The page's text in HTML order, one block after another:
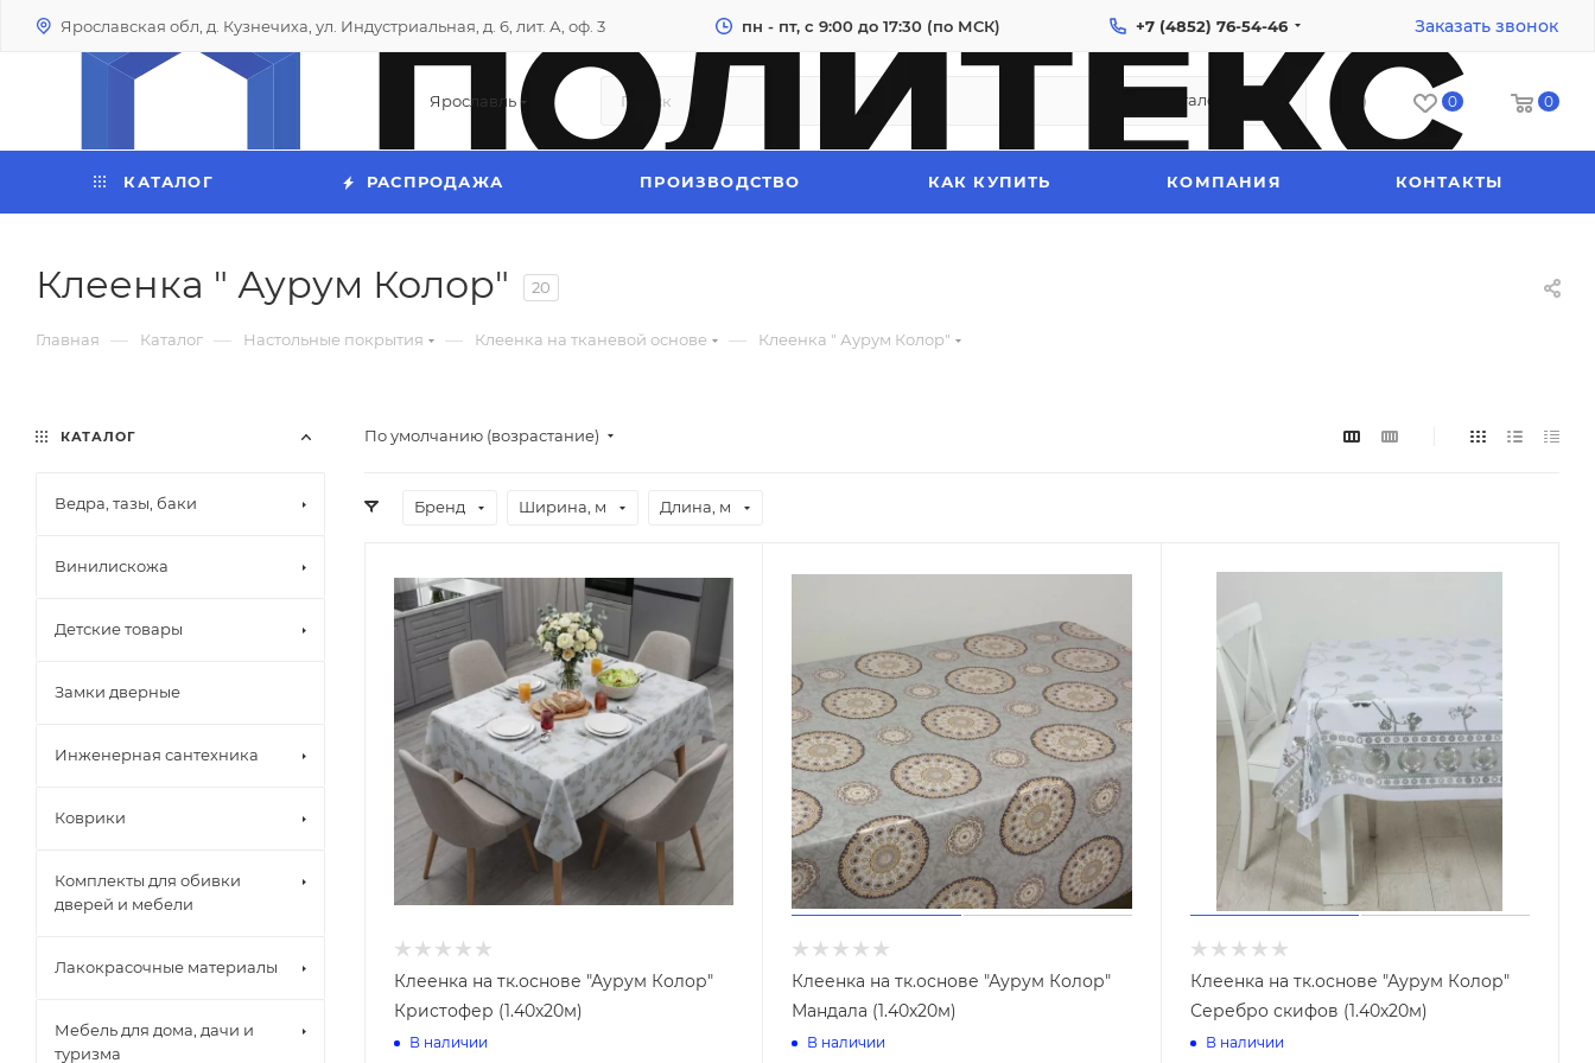
Ярославская обл, д. Кузнечиха, ул. Индустриальная, д. 6, лит. А, оф. 3 пн - пт, с 9:00 до 17:30 (по МСК) +7 (4852) 76-54-46 Заказать звонок
Ярославль Каталог 0 0
КАТАЛОГ РАСПРОДАЖА ПРОИЗВОДСТВО КАК КУПИТЬ КОМПАНИЯ КОНТАКТЫ
Клеенка " Аурум Колор" 20
Главная — Каталог — Настольные покрытия — Клеенка на тканевой основе — Клеенка " Аурум Колор"
По умолчанию (возрастание)
Бренд Ширина, м Длина, м
Клеенка на тк.основе "Аурум Колор"
Кристофер (1.40х20м)
В наличии
Клеенка на тк.основе "Аурум Колор"
Мандала (1.40х20м)
В наличии
Клеенка на тк.основе "Аурум Колор"
Серебро скифов (1.40х20м)
В наличии
КАТАЛОГ
Ведра, тазы, баки
Винилискожа
Винилискожа Йошкар-Ола
Винилискожа Тверь
Детские товары
Замки дверные
Инженерная сантехника
Краны шаровые металлические
Металлические резьбовые
фитинги
Металлопластиковые трубы
Полипропилен (ППР)
Счетчики воды
Подводка газовая ПВХ
Подводка газовая резина
Подводка газовая сильфон
Инструменты для прочистки
труб
Коврики
Коврики ворсовые
Коврики резиновые PIN MAT
Коврики универсальные ЭВА
Коврики дорожки (Дорожка на
резиновой основе)
Ковровые дорожки ворсовые
Ковровые дорожки из
вспененного ПВХ
Ковровые дорожки травка
Комплекты для обивки
дверей и мебели
Лакокрасочные материалы
Мебель для дома, дачи и
туризма